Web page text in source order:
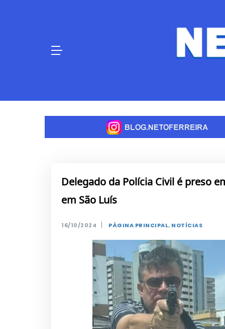
Delegado da Polícia Civil é preso
em São Luís
16/10/2024 | PÁGINA PRINCIPAL, NOTÍCIAS